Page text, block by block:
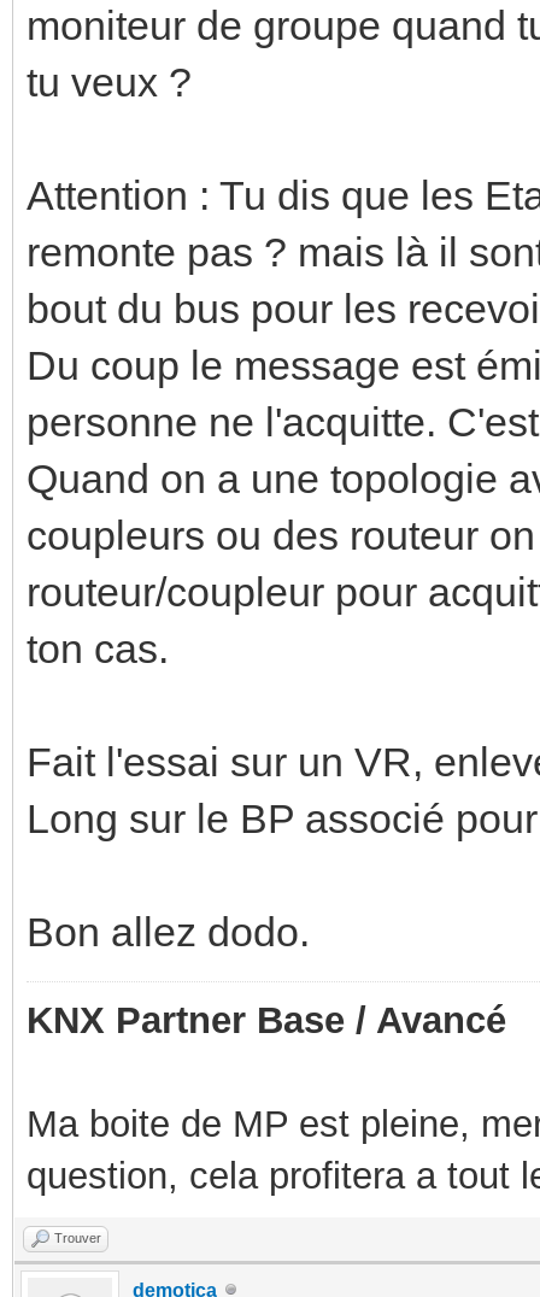
moniteur de groupe quand
tu veux ?
Attention : Tu dis que les
remonte pas ? mais là il
bout du bus pour les
Du coup le message est
personne ne l'acquitte.
Quand on a une topologie
coupleurs ou des routeur
routeur/coupleur pour
ton cas.
Fait l'essai sur un VR,
Long sur le BP associé
Bon allez dodo.
KNX Partner Base / Avancé
Ma boite de MP est pleine,
question, cela profitera a tout
Trouver
demotica